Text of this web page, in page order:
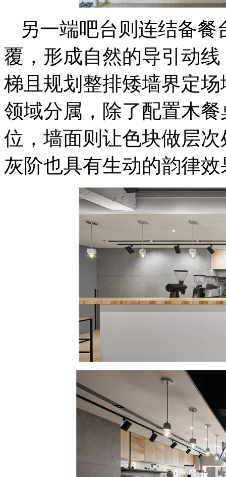
另一端吧台则连结备
覆，形成自然的导引动
梯且规划整排矮墙界定
领域分属，除了配置木
位，墙面则让色块做层
灰阶也具有生动的韵律效